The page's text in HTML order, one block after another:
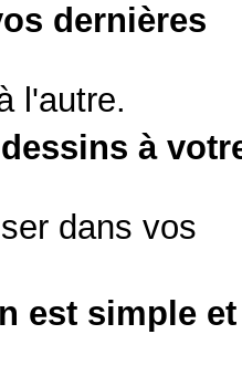
dernières
l'autre.
à
dans vos
est simple et